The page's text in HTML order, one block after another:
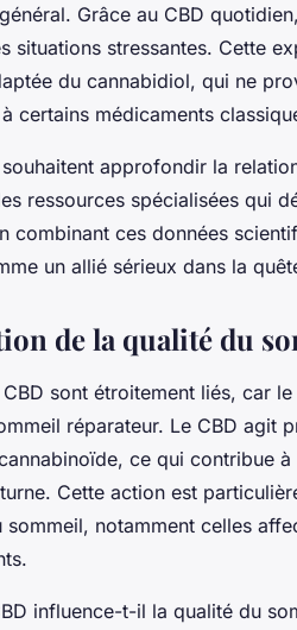
Grâce au CBD
situations stressantes. Cette
du cannabidiol, qui ne
certains médicaments
approfondir la
ressources spécialisées qui
combinant ces données
un allié sérieux dans la
de la qualité du
sont étroitement liés, car
réparateur. Le CBD
ce qui contribue
Cette action est
notamment celles
influence-t-il la qualité du